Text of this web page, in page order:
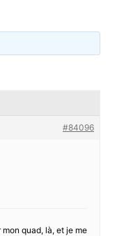
#84096
quad, là, et je me